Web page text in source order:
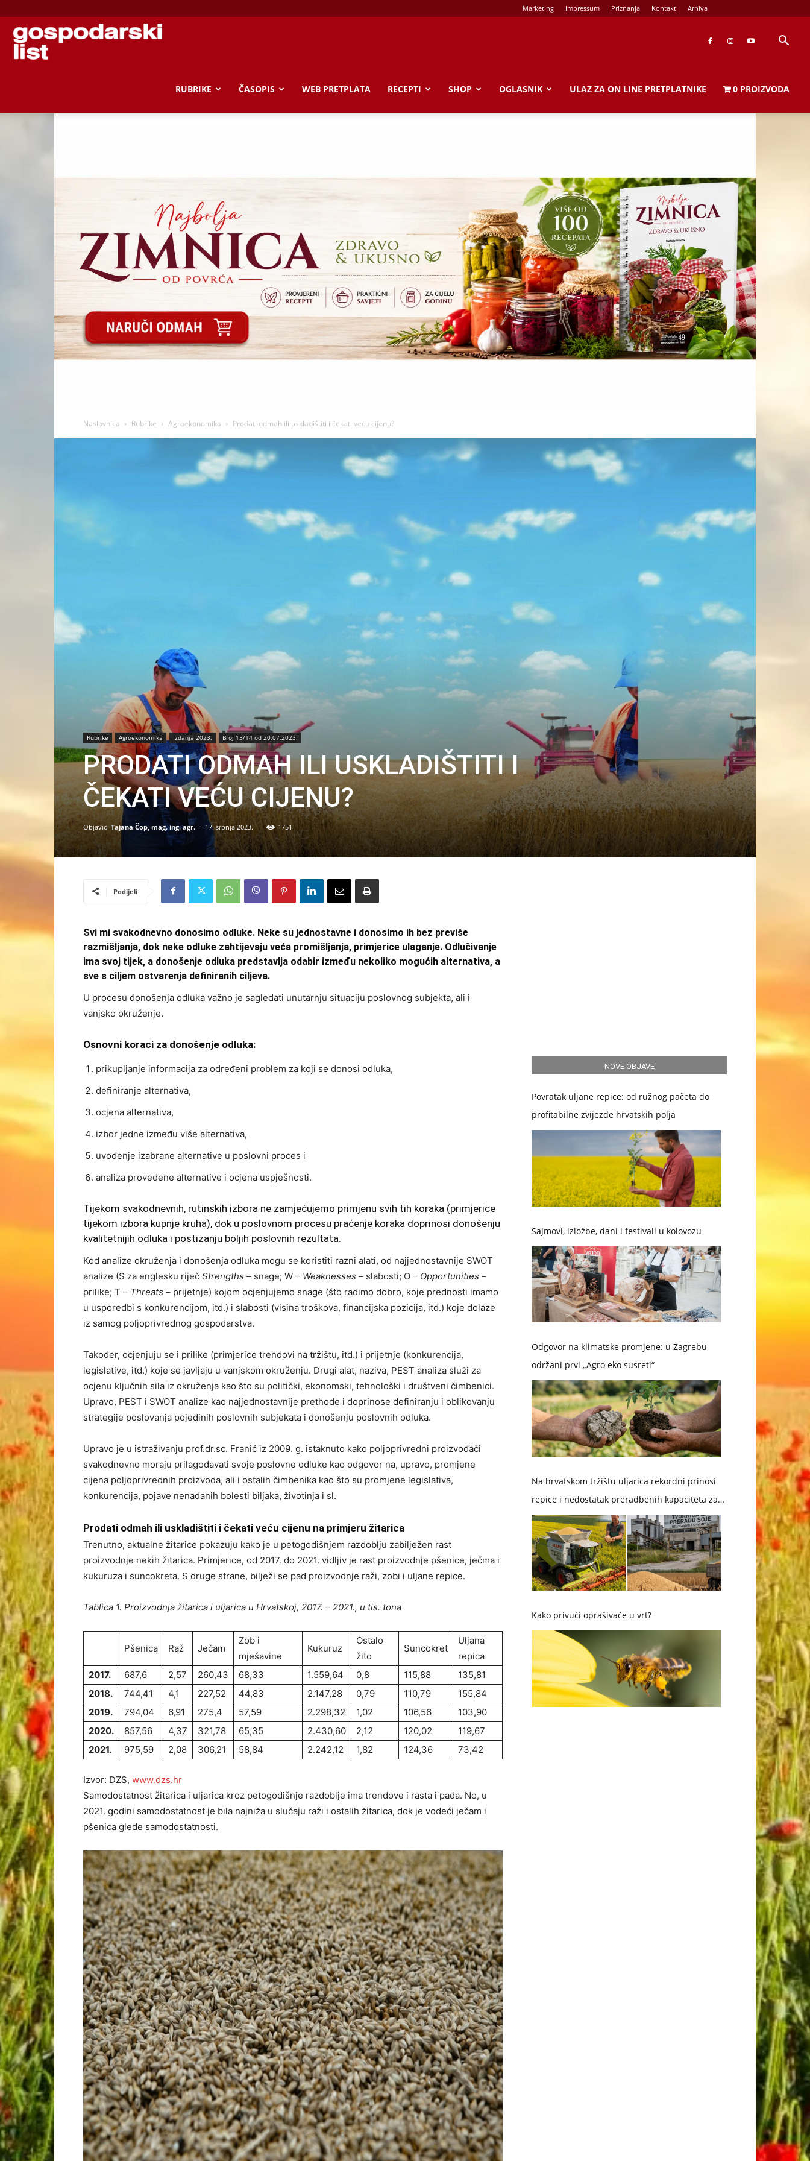
Marketing Impressum Priznanja Kontakt Arhiva
Gospodarski
RUBRIKE ČASOPIS WEB PRETPLATA RECEPTI SHOP OGLASNIK ULAZ ZA ON LINE PRETPLATNIKE 0 PROIZVODA
Naslovnica Rubrike Agroekonomika Prodati odmah ili uskladištiti i čekati veću cijenu?
Rubrike Agroekonomika Izdanja 2023. Broj 13/14 od 20.07.2023.
PRODATI ODMAH ILI USKLADIŠTITI I
ČEKATI VEĆU CIJENU?
Objavio Tajana Čop, mag. ing. agr. - 17. srpnja 2023. 1751
Podijeli
Svi mi svakodnevno donosimo odluke. Neke su jednostavne i donosimo ih bez previše
razmišljanja, dok neke odluke zahtijevaju veća promišljanja, primjerice ulaganje. Odlučivanje
ima svoj tijek, a donošenje odluka predstavlja odabir između nekoliko mogućih alternativa, a
sve s ciljem ostvarenja definiranih ciljeva.
U procesu donošenja odluka važno je sagledati unutarnju situaciju poslovnog subjekta, ali i
vanjsko okruženje.
Osnovni koraci za donošenje odluka:
prikupljanje informacija za određeni problem za koji se donosi odluka,
definiranje alternativa,
ocjena alternativa,
izbor jedne između više alternativa,
uvođenje izabrane alternative u poslovni proces i
analiza provedene alternative i ocjena uspješnosti.
Tijekom svakodnevnih, rutinskih izbora ne zamjećujemo primjenu svih tih koraka (primjerice
tijekom izbora kupnje kruha), dok u poslovnom procesu praćenje koraka doprinosi donošenju
kvalitetnijih odluka i postizanju boljih poslovnih rezultata.
Kod analize okruženja i donošenja odluka mogu se koristiti razni alati, od najjednostavnije SWOT
analize (S za englesku riječ Strengths – snage; W – Weaknesses – slabosti; O – Opportunities –
prilike; T – Threats – prijetnje) kojom ocjenjujemo snage (što radimo dobro, koje prednosti imamo
u usporedbi s konkurencijom, itd.) i slabosti (visina troškova, financijska pozicija, itd.) koje dolaze
iz samog poljoprivrednog gospodarstva.
Također, ocjenjuju se i prilike (primjerice trendovi na tržištu, itd.) i prijetnje (konkurencija,
legislative, itd.) koje se javljaju u vanjskom okruženju. Drugi alat, naziva, PEST analiza služi za
ocjenu ključnih sila iz okruženja kao što su politički, ekonomski, tehnološki i društveni čimbenici.
Upravo, PEST i SWOT analize kao najjednostavnije prethode i doprinose definiranju i oblikovanju
strategije poslovanja pojedinih poslovnih subjekata i donošenju poslovnih odluka.
Upravo je u istraživanju prof.dr.sc. Franić iz 2009. g. istaknuto kako poljoprivredni proizvođači
svakodnevno moraju prilagođavati svoje poslovne odluke kao odgovor na, upravo, promjene
cijena poljoprivrednih proizvoda, ali i ostalih čimbenika kao što su promjene legislativa,
konkurencija, pojave nenadanih bolesti biljaka, životinja i sl.
Prodati odmah ili uskladištiti i čekati veću cijenu na primjeru žitarica
Trenutno, aktualne žitarice pokazuju kako je u petogodišnjem razdoblju zabilježen rast
proizvodnje nekih žitarica. Primjerice, od 2017. do 2021. vidljiv je rast proizvodnje pšenice, ječma i
kukuruza i suncokreta. S druge strane, bilježi se pad proizvodnje raži, zobi i uljane repice.
Tablica 1. Proizvodnja žitarica i uljarica u Hrvatskoj, 2017. – 2021., u tis. tona
Pšenica Raž Ječam
Zob i
mješavine
Kukuruz
Ostalo
žito
Suncokret
Uljana
repica
2017.
687,6 2,57 260,43 68,33 1.559,64 0,8 115,88
135,81
2018.
744,41 4,1 227,52 44,83 2.147,28 0,79 110,79
155,84
2019.
794,04 6,91 275,4 57,59 2.298,32 1,02 106,56
103,90
2020.
857,56 4,37 321,78 65,35 2.430,60 2,12 120,02
119,67
2021.
975,59 2,08 306,21 58,84 2.242,12 1,82 124,36 73,42
Izvor: DZS, www.dzs.hr
Samodostatnost žitarica i uljarica kroz petogodišnje razdoblje ima trendove i rasta i pada. No, u
2021. godini samodostatnost je bila najniža u slučaju raži i ostalih žitarica, dok je vodeći ječam i
pšenica glede samodostatnosti.
NOVE OBJAVE
Povratak uljane repice: od ružnog pačeta do
profitabilne zvijezde hrvatskih polja
Sajmovi, izložbe, dani i festivali u kolovozu
Odgovor na klimatske promjene: u Zagrebu
održani prvi „Agro eko susreti“
Na hrvatskom tržištu uljarica rekordni prinosi
repice i nedostatak preradbenih kapaciteta za
soju
Kako privući oprašivače u vrt?